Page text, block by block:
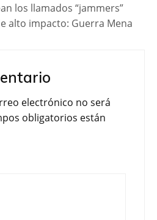
los llamados “jammers”
alto impacto: Guerra Mena
electrónico no será
obligatorios están